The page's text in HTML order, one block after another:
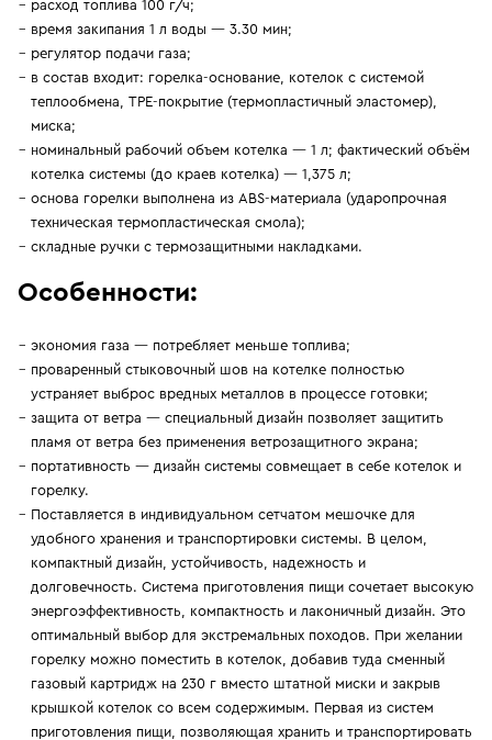
расход топлива 100 г/ч;
время закипания 1 л воды — 3.30 мин;
регулятор подачи газа;
в состав входит: горелка-основание, котелок с системой
теплообмена, TPE-покрытие (термопластичный эластомер),
миска;
номинальный рабочий объем котелка — 1 л; фактический объём
котелка системы (до краев котелка) — 1,375 л;
основа горелки выполнена из ABS-материала (ударопрочная
техническая термопластическая смола);
складные ручки с термозащитными накладками.
Особенности:
экономия газа — потребляет меньше топлива;
проваренный стыковочный шов на котелке полностью
устраняет выброс вредных металлов в процессе готовки;
защита от ветра — специальный дизайн позволяет защитить
пламя от ветра без применения ветрозащитного экрана;
портативность — дизайн системы совмещает в себе котелок и
горелку.
Поставляется в индивидуальном сетчатом мешочке для
удобного хранения и транспортировки системы. В целом,
компактный дизайн, устойчивость, надежность и
долговечность. Система приготовления пищи сочетает высокую
энергоэффективность, компактность и лаконичный дизайн. Это
оптимальный выбор для экстремальных походов. При желании
горелку можно поместить в котелок, добавив туда сменный
газовый картридж на 230 г вместо штатной миски и закрыв
крышкой котелок со всем содержимым. Первая из систем
приготовления пищи, позволяющая хранить и транспортировать